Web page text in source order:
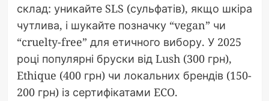
склад: уникайте SLS (сульфатів), якщо шкіра
чутлива, і шукайте позначку “vegan” чи
“cruelty-free” для етичного вибору. У 2025
році популярні бруски від Lush (300 грн),
Ethique (400 грн) чи локальних брендів (150-
200 грн) із сертифікатами ECO.